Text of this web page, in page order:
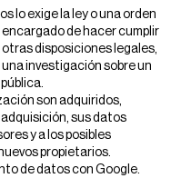
lo exige la ley o una orden
de hacer cumplir
otras disposiciones legales,
investigación sobre un
son adquiridos,
sus datos
y a los posibles
propietarios.
de datos con Google.